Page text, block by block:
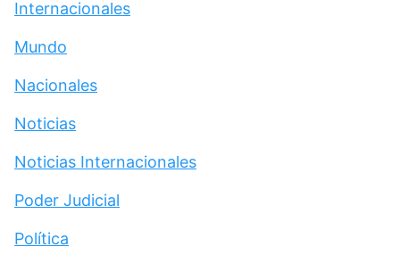
Internacionales
Mundo
Nacionales
Noticias
Noticias Internacionales
Poder Judicial
Política